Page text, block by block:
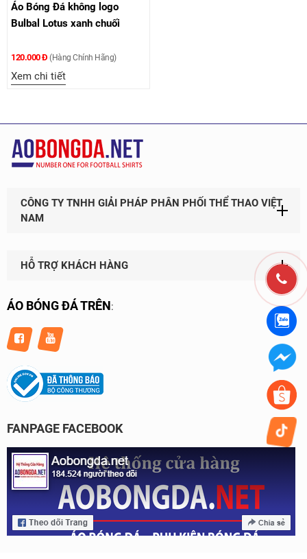
Áo Bóng Đá không logo
Bulbal Lotus xanh chuối
120.000 Đ (Hàng Chính Hãng)
Xem chi tiết
CÔNG TY TNHH GIẢI PHÁP PHÂN PHỐI THỂ THAO VIỆT
NAM
HỖ TRỢ KHÁCH HÀNG
ÁO BÓNG ĐÁ TRÊN:
FANPAGE FACEBOOK